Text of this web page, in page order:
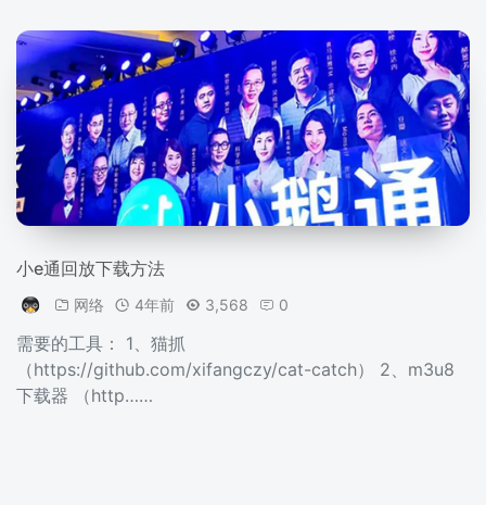
小e通回放下载方法
网络 4年前 3,568 0
需要的工具： 1、猫抓
（https://github.com/xifangczy/cat-catch） 2、m3u8
下载器 （http……